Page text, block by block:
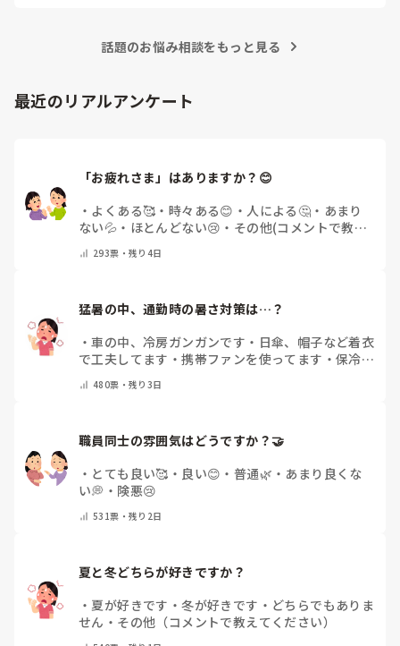
話題のお悩み相談をもっと見る
最近のリアルアンケート
「お疲れさま」はありますか？😊
・ よくある🥰 ・ 時々ある😊 ・ 人による🤔 ・ あまり
ない💦 ・ ほとんどない😢 ・ その他(コメントで教え
293票・残り4日
猛暑の中、通勤時の暑さ対策は…？
・車の中、冷房ガンガンです ・ 日傘、帽子など着衣
で工夫してます ・携帯ファンを使ってます ・ 保冷剤
ん ・その他（コメントで教えて下さい）
480票・残り3日
職員同士の雰囲気はどうですか？🤝
・ とても良い🥰 ・ 良い😊 ・ 普通🌿 ・ あまり良くな
い💭 ・ 険悪😢
531票・残り2日
夏と冬どちらが好きですか？
・ 夏が好きです ・冬が好きです ・ どちらでもありま
せん ・ その他（コメントで教えてください）